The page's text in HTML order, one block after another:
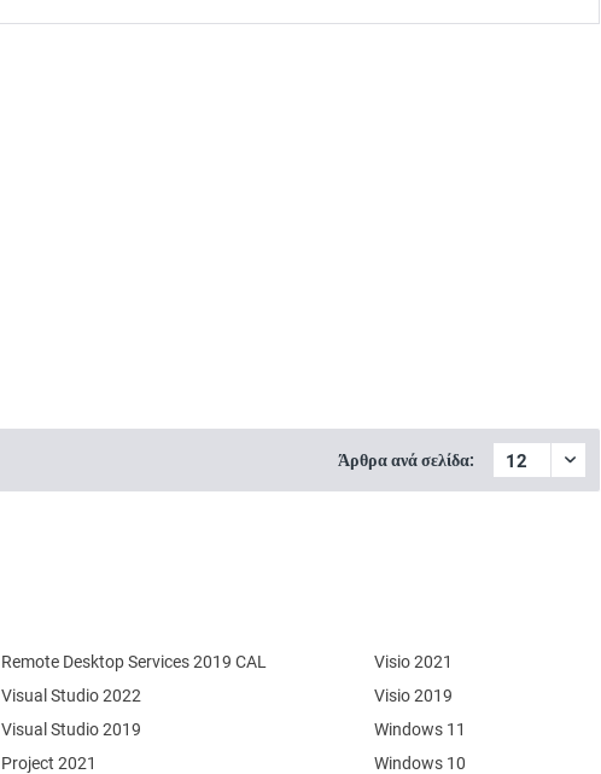
Άρθρα ανά σελίδα:
Remote Desktop Services 2019 CAL
Visual Studio 2022
Visual Studio 2019
Project 2021
Visio 2021
Visio 2019
Windows 11
Windows 10